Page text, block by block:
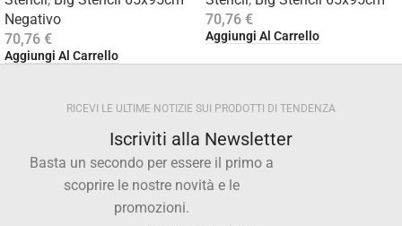
Negativo
70,76 €
Aggiungi Al Carrello
70,76 €
Aggiungi Al Carrello
RICEVI LE ULTIME NOTIZIE SUI PRODOTTI DI TENDENZA
Iscriviti alla Newsletter
Basta un secondo per essere il primo a
scoprire le nostre novità e le
promozioni.